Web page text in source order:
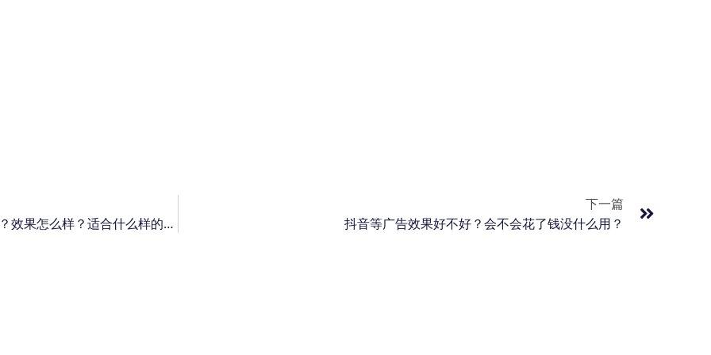
抖音广告怎么开户？需要多少钱？需要准备什么？效果怎么样？适合什么样的行业？​
下一篇
抖音等广告效果好不好？会不会花了钱没什么用？